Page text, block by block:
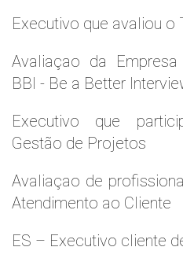
Executivo que avaliou o
Avaliaçao da
BBI - Be a Better
Executivo que
Gestão de Projetos
Avaliaçao de
Atendimento ao Cliente
ES – Executivo cliente